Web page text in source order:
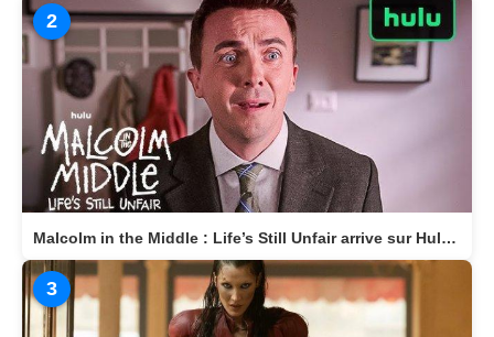
2
Malcolm in the Middle : Life’s Still Unfair arrive sur Hulu le 10 avril 2026
3